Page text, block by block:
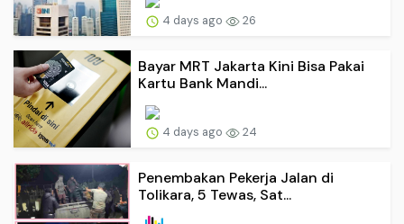
4 days ago 26
Bayar MRT Jakarta Kini Bisa Pakai
Kartu Bank Mandi...
4 days ago 24
Penembakan Pekerja Jalan di
Tolikara, 5 Tewas, Sat...